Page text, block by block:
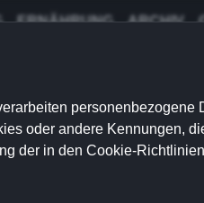
ERNÄHRUNG ARCHIV
personenbezogene
oder andere Kennungen,
der in den Cookie-Richtlinien